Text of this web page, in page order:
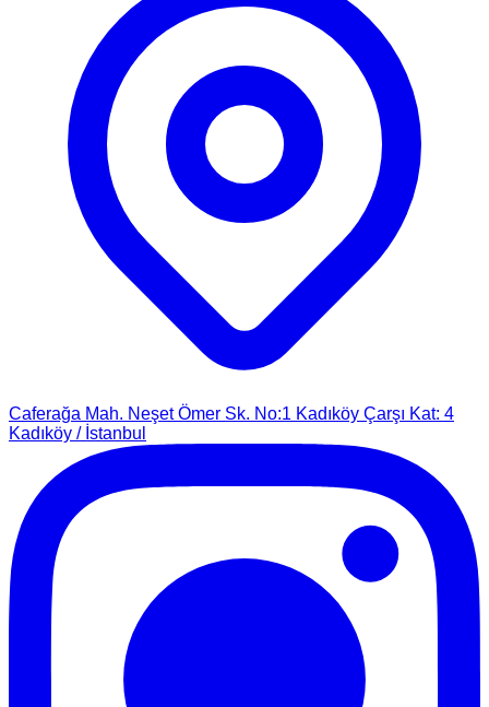
Caferağa Mah. Neşet Ömer Sk. No:1 Kadıköy Çarşı Kat: 4
Kadıköy / İstanbul